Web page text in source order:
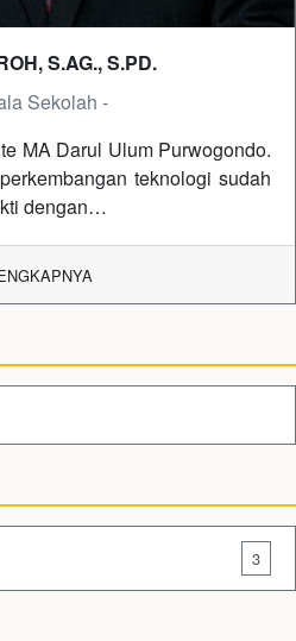
S.AG., S.PD.
Sekolah -
MA Darul Ulum Purwogondo.
teknologi sudah
dengan…
3